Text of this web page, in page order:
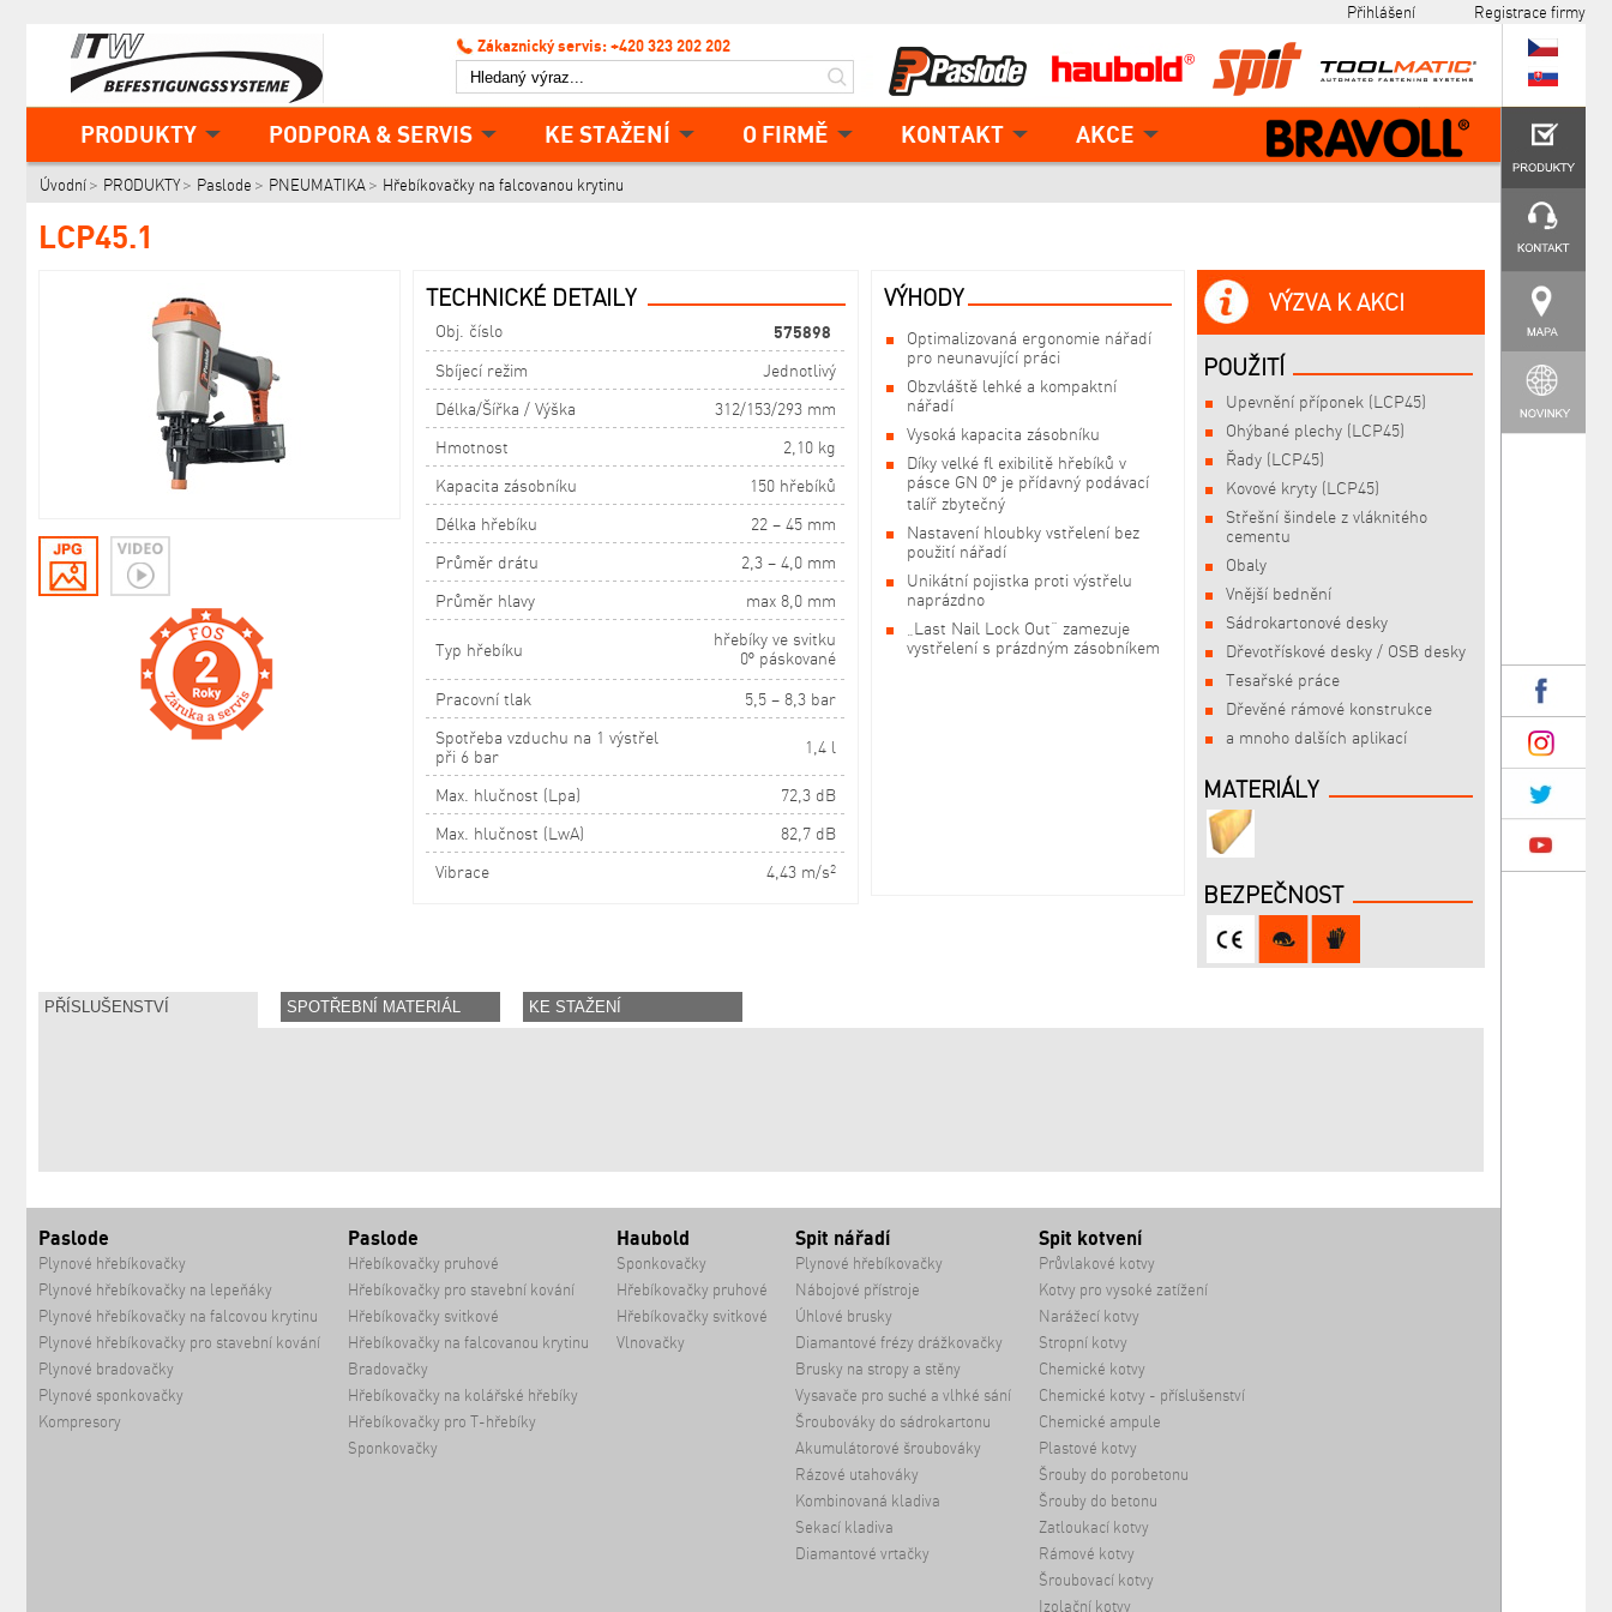
PRODUKTY PODPORA & SERVIS KE STAŽENÍ O FIRMĚ KONTAKT AKCE
Přihlášení
Registrace firmy
Zákaznický servis: +420 323 202 202
Úvodní PRODUKTY Paslode PNEUMATIKA Hřebíkovačky na falcovanou krytinu
LCP45.1
TECHNICKÉ DETAILY
Obj. číslo 575898
Sbíjecí režim
Jednotlivý
Délka/Šířka / Výška
312/153/293 mm
Hmotnost
2,10 kg
Kapacita zásobníku
150 hřebíků
Délka hřebíku
22 – 45 mm
Průměr drátu
2,3 – 4,0 mm
Průměr hlavy
max 8,0 mm
Typ hřebíku
hřebíky ve svitku
0° páskované
Pracovní tlak
5,5 – 8,3 bar
Spotřeba vzduchu na 1 výstřel
při 6 bar
1,4 l
Max. hlučnost (Lpa)
72,3 dB
Max. hlučnost (LwA)
82,7 dB
Vibrace
4,43 m/s2
VÝHODY
Optimalizovaná ergonomie nářadí
pro neunavující práci
Obzvláště lehké a kompaktní
nářadí
Vysoká kapacita zásobníku
Díky velké fl exibilitě hřebíků v
pásce GN 0° je přídavný podávací
talíř zbytečný
Nastavení hloubky vstřelení bez
použití nářadí
Unikátní pojistka proti výstřelu
naprázdno
„Last Nail Lock Out“ zamezuje
vystřelení s prázdným zásobníkem
VÝZVA K AKCI
POUŽITÍ
Upevnění příponek (LCP45)
Ohýbané plechy (LCP45)
Řady (LCP45)
Kovové kryty (LCP45)
Střešní šindele z vláknitého
cementu
Obaly
Vnější bednění
Sádrokartonové desky
Dřevotřískové desky / OSB desky
Tesařské práce
Dřevěné rámové konstrukce
a mnoho dalších aplikací
MATERIÁLY
BEZPEČNOST
Paslode
Plynové hřebíkovačky
Plynové hřebíkovačky na lepeňáky
Plynové hřebíkovačky na falcovou krytinu
Plynové hřebíkovačky pro stavební kování
Plynové bradovačky
Plynové sponkovačky
Kompresory
Paslode
Hřebíkovačky pruhové
Hřebíkovačky pro stavební kování
Hřebíkovačky svitkové
Hřebíkovačky na falcovanou krytinu
Bradovačky
Hřebíkovačky na kolářské hřebíky
Hřebíkovačky pro T-hřebíky
Sponkovačky
Haubold
Sponkovačky
Hřebíkovačky pruhové
Hřebíkovačky svitkové
Vlnovačky
Spit nářadí
Plynové hřebíkovačky
Nábojové přístroje
Úhlové brusky
Diamantové frézy drážkovačky
Brusky na stropy a stěny
Vysavače pro suché a vlhké sání
Šroubováky do sádrokartonu
Akumulátorové šroubováky
Rázové utahováky
Kombinovaná kladiva
Sekací kladiva
Diamantové vrtačky
Spit kotvení
Průvlakové kotvy
Kotvy pro vysoké zatížení
Narážecí kotvy
Stropní kotvy
Chemické kotvy
Chemické kotvy - příslušenství
Chemické ampule
Plastové kotvy
Šrouby do porobetonu
Šrouby do betonu
Zatloukací kotvy
Rámové kotvy
Šroubovací kotvy
Izolační kotvy